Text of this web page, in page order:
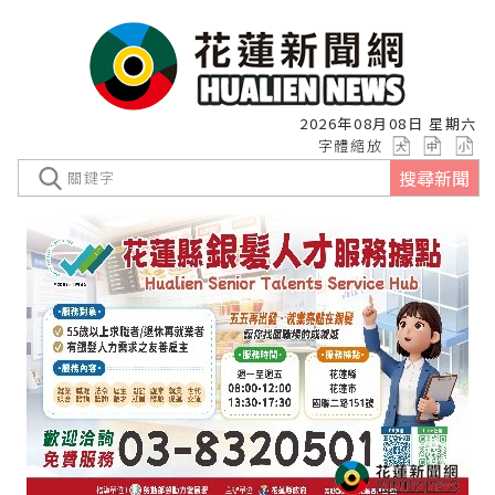
2026年08月08日 星期六
字體縮放
搜尋新聞